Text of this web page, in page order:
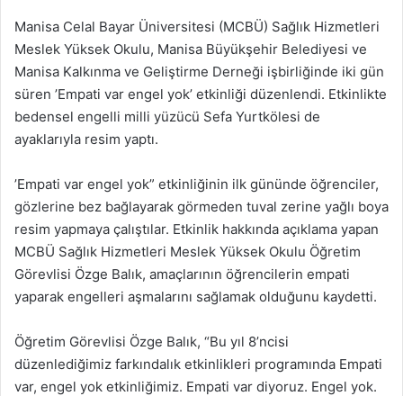
Manisa Celal Bayar Üniversitesi (MCBÜ) Sağlık Hizmetleri
Meslek Yüksek Okulu, Manisa Büyükşehir Belediyesi ve
Manisa Kalkınma ve Geliştirme Derneği işbirliğinde iki gün
süren ’Empati var engel yok’ etkinliği düzenlendi. Etkinlikte
bedensel engelli milli yüzücü Sefa Yurtkölesi de
ayaklarıyla resim yaptı.
’Empati var engel yok” etkinliğinin ilk gününde öğrenciler,
gözlerine bez bağlayarak görmeden tuval zerine yağlı boya
resim yapmaya çalıştılar. Etkinlik hakkında açıklama yapan
MCBÜ Sağlık Hizmetleri Meslek Yüksek Okulu Öğretim
Görevlisi Özge Balık, amaçlarının öğrencilerin empati
yaparak engelleri aşmalarını sağlamak olduğunu kaydetti.
Öğretim Görevlisi Özge Balık, “Bu yıl 8’ncisi
düzenlediğimiz farkındalık etkinlikleri programında Empati
var, engel yok etkinliğimiz. Empati var diyoruz. Engel yok.